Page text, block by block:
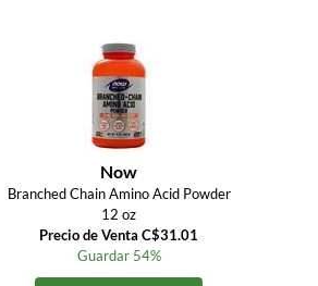
Now
Branched Chain Amino Acid Powder
12 oz
Precio de Venta C$31.01
Guardar 54%